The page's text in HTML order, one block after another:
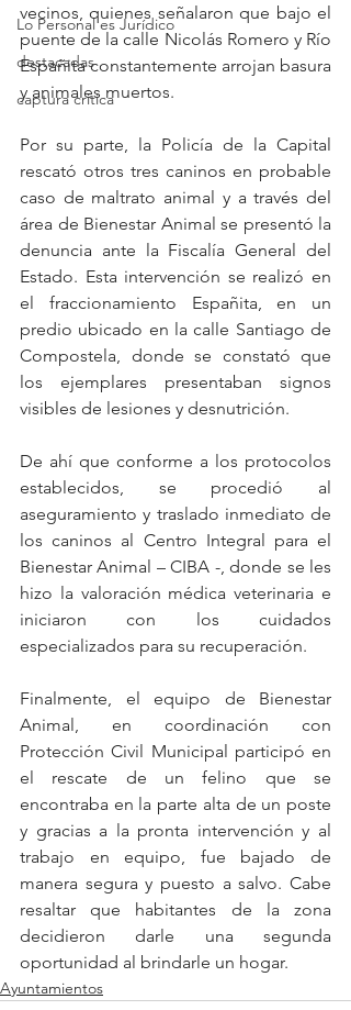
Lo Personal es Jurídico
destacadas
captura critica
vecinos, quienes señalaron que bajo el
puente de la calle Nicolás Romero y Río
Españita constantemente arrojan basura
y animales muertos.
Por su parte, la Policía de la Capital
rescató otros tres caninos en probable
caso de maltrato animal y a través del
área de Bienestar Animal se presentó la
denuncia ante la Fiscalía General del
Estado. Esta intervención se realizó en
el fraccionamiento Españita, en un
predio ubicado en la calle Santiago de
Compostela, donde se constató que
los ejemplares presentaban signos
visibles de lesiones y desnutrición.
De ahí que conforme a los protocolos
establecidos, se procedió al
aseguramiento y traslado inmediato de
los caninos al Centro Integral para el
Bienestar Animal – CIBA -, donde se les
hizo la valoración médica veterinaria e
iniciaron con los cuidados
especializados para su recuperación.
Finalmente, el equipo de Bienestar
Animal, en coordinación con
Protección Civil Municipal participó en
el rescate de un felino que se
encontraba en la parte alta de un poste
y gracias a la pronta intervención y al
trabajo en equipo, fue bajado de
manera segura y puesto a salvo. Cabe
resaltar que habitantes de la zona
decidieron darle una segunda
oportunidad al brindarle un hogar.
Ayuntamientos